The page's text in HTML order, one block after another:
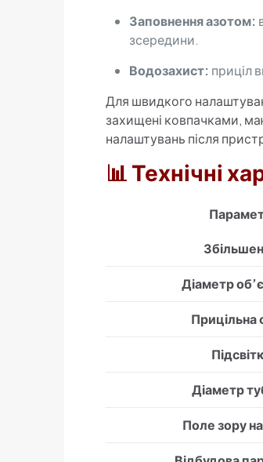
Заповнення азотом:
зсередини.
Водозахист: приціл
Для швидкого
захищені ковпачками,
налаштувань після
📊 Технічні
Діаметр
Прицільна
Діаметр
Поле зору